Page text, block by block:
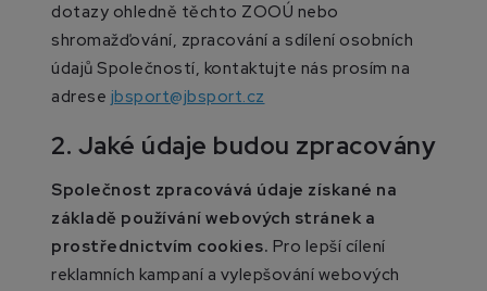
dotazy ohledně těchto ZOOÚ nebo
shromažďování, zpracování a sdílení osobních
údajů Společností, kontaktujte nás prosím na
adrese jbsport@jbsport.cz
2. Jaké údaje budou zpracovány
Společnost zpracovává údaje získané na
základě používání webových stránek a
prostřednictvím cookies. Pro lepší cílení
reklamních kampaní a vylepšování webových